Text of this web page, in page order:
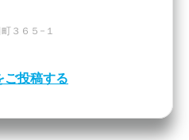
３６５−１
ご投稿する